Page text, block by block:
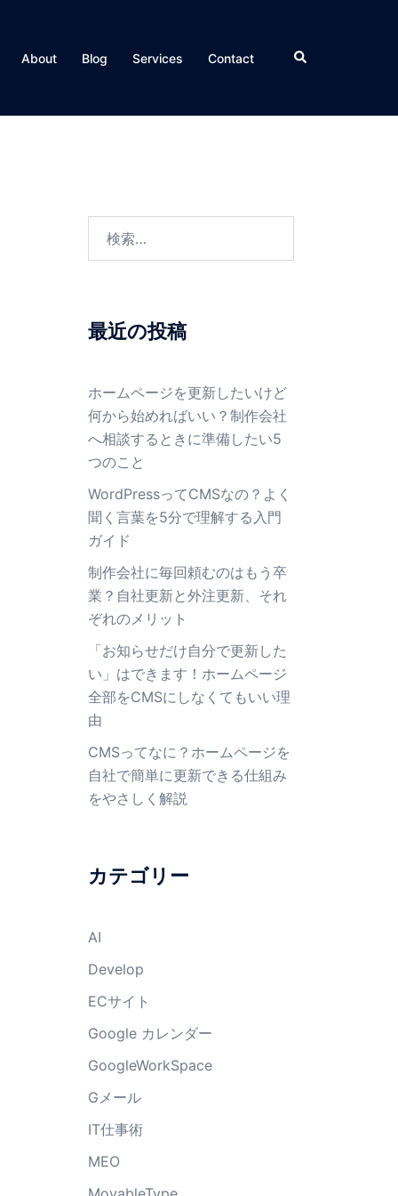
About Blog Services Contact
検
索
最近の投稿
ホームページを更新したいけど
何から始めればいい？制作会社
へ相談するときに準備したい5
つのこと
WordPressってCMSなの？よく
聞く言葉を5分で理解する入門
ガイド
制作会社に毎回頼むのはもう卒
業？自社更新と外注更新、それ
ぞれのメリット
「お知らせだけ自分で更新した
い」はできます！ホームページ
全部をCMSにしなくてもいい理
由
CMSってなに？ホームページを
自社で簡単に更新できる仕組み
をやさしく解説
カテゴリー
AI
Develop
ECサイト
Google カレンダー
GoogleWorkSpace
Gメール
IT仕事術
MEO